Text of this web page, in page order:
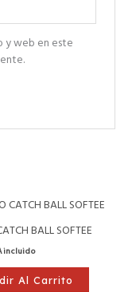
y web en este
BALL SOFTEE
incluido
Al Carrito